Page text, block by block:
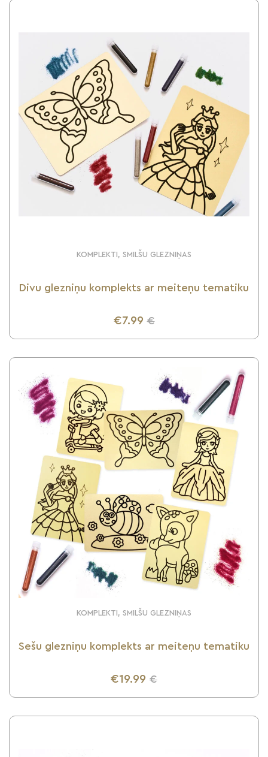
KOMPLEKTI, SMILŠU GLEZNIŅAS
Divu glezniņu komplekts ar meiteņu tematiku
€7.99 €
UZZINI VAIRĀK
KOMPLEKTI, SMILŠU GLEZNIŅAS
Sešu glezniņu komplekts ar meiteņu tematiku
€19.99 €
UZZINI VAIRĀK